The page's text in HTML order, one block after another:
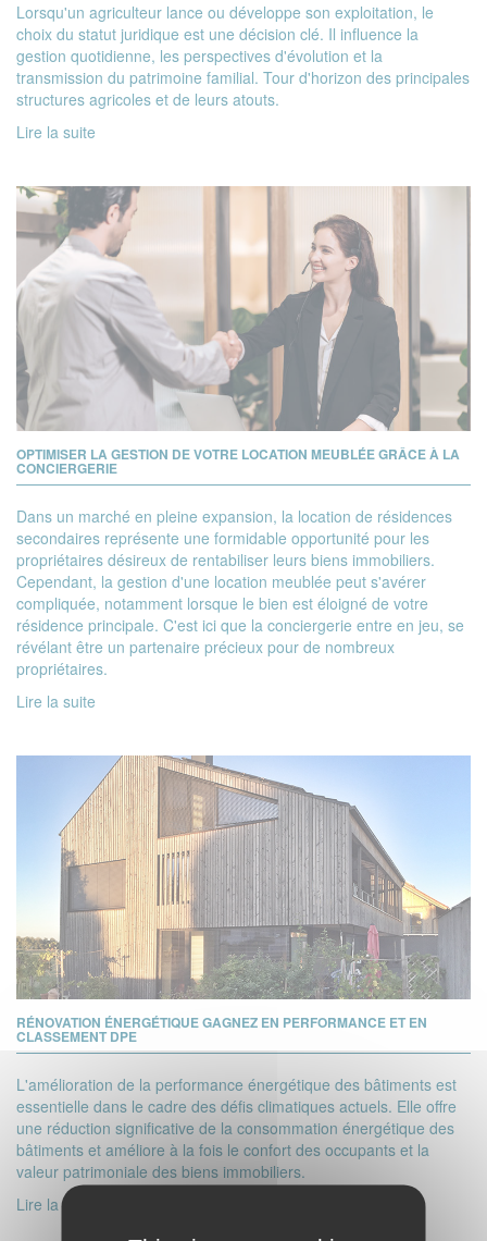
Lorsqu'un agriculteur lance ou développe son exploitation, le
choix du statut juridique est une décision clé. Il influence la
gestion quotidienne, les perspectives d'évolution et la
transmission du patrimoine familial. Tour d'horizon des principales
structures agricoles et de leurs atouts.
Lire la suite
OPTIMISER LA GESTION DE VOTRE LOCATION MEUBLÉE GRÂCE À LA
CONCIERGERIE
Dans un marché en pleine expansion, la location de résidences
secondaires représente une formidable opportunité pour les
propriétaires désireux de rentabiliser leurs biens immobiliers.
Cependant, la gestion d'une location meublée peut s'avérer
compliquée, notamment lorsque le bien est éloigné de votre
résidence principale. C'est ici que la conciergerie entre en jeu, se
révélant être un partenaire précieux pour de nombreux
propriétaires.
Lire la suite
RÉNOVATION ÉNERGÉTIQUE GAGNEZ EN PERFORMANCE ET EN
CLASSEMENT DPE
L'amélioration de la performance énergétique des bâtiments est
essentielle dans le cadre des défis climatiques actuels. Elle offre
une réduction significative de la consommation énergétique des
bâtiments et améliore à la fois le confort des occupants et la
valeur patrimoniale des biens immobiliers.
Lire la suite